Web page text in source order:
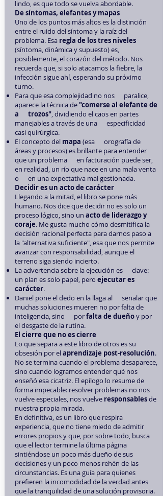
lindo, es que todo se vuelva abordable.
De síntomas, elefantes y mapas
Uno de los puntos más altos es la distinción
entre el ruido del síntoma y la raíz del
problema. Esa regla de los tres niveles
(síntoma, dinámica y supuesto) es,
posiblemente, el corazón del método. Nos
recuerda que, si solo atacamos la fiebre, la
infección sigue ahí, esperando su próximo
turno.
Para que esa complejidad no nos paralice,
aparece la técnica de"comerse al elefante de
a trozos", dividiendo el caos en partes
manejables a través de una especificidad
casi quirúrgica.
El concepto del mapa (esa orografía de
áreas y procesos) es brillante para entender
que un problema en facturación puede ser,
en realidad, un río que nace en una mala venta
o en una expectativa mal gestionada.
Decidir es un acto de carácter
Llegando a la mitad, el libro se pone más
humano. Nos dice que decidir no es solo un
proceso lógico, sino un acto de liderazgo y
coraje. Me gusta mucho cómo desmitifica la
decisión racional perfecta para darnos paso a
la "alternativa suficiente", esa que nos permite
avanzar con responsabilidad, aunque el
terreno siga siendo incierto.
La advertencia sobre la ejecución es clave:
un plan es solo papel, pero ejecutar es
carácter.
Daniel pone el dedo en la llaga al señalar que
muchas soluciones mueren no por falta de
inteligencia, sino porfalta de dueñoy por
el desgaste de la rutina.
El cierre que no es cierre
Lo que separa a este libro de otros es su
obsesión por elaprendizaje post-resolución.
No se termina cuando el problema desaparece,
sino cuando logramos entender qué nos
enseñó esa cicatriz. El epílogo lo resume de
forma impecable: resolver problemas no nos
vuelve especiales, nos vuelve responsablesde
nuestra propia mirada.
En definitiva, es un libro que respira
experiencia, que no tiene miedo de admitir
errores propios y que, por sobre todo, busca
que el lector termine la última página
sintiéndose un poco más dueño de sus
decisiones y un poco menos rehén de las
circunstancias. Es una guía para quienes
prefieren la incomodidad de la verdad antes
que la tranquilidad de una solución provisoria.